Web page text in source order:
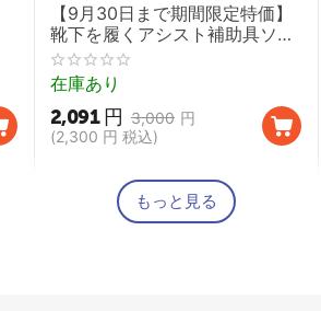
【9月30日まで期間限定特価】
靴下を履くアシスト補助具ソッ
クスエイド（先割れタイプ）
在庫あり
3,000 円
2,091 円
(2,300 円 税込)
もっと見る